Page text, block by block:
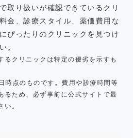
取り扱いが確認できているクリ
金、診療スタイル、薬価費用な
ぴったりのクリニックを見つけ
。
クリニックは特定の優劣を示すも
時点のものです。費用や診療時間等
るため、必ず事前に公式サイトで最
い。